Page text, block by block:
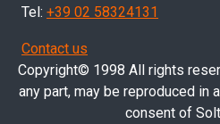
Tel: +39 02 58324131
Contact us
Copyright© 1998 All rights
any part, may be reproduced in
consent of